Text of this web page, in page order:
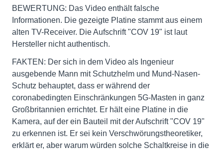
BEWERTUNG: Das Video enthält falsche
Informationen. Die gezeigte Platine stammt aus einem
alten TV-Receiver. Die Aufschrift "COV 19" ist laut
Hersteller nicht authentisch.
FAKTEN: Der sich in dem Video als Ingenieur
ausgebende Mann mit Schutzhelm und Mund-Nasen-
Schutz behauptet, dass er während der
coronabedingten Einschränkungen 5G-Masten in ganz
Großbritannien errichtet. Er hält eine Platine in die
Kamera, auf der ein Bauteil mit der Aufschrift "COV 19"
zu erkennen ist. Er sei kein Verschwörungstheoretiker,
erklärt er, aber warum würden solche Schaltkreise in die